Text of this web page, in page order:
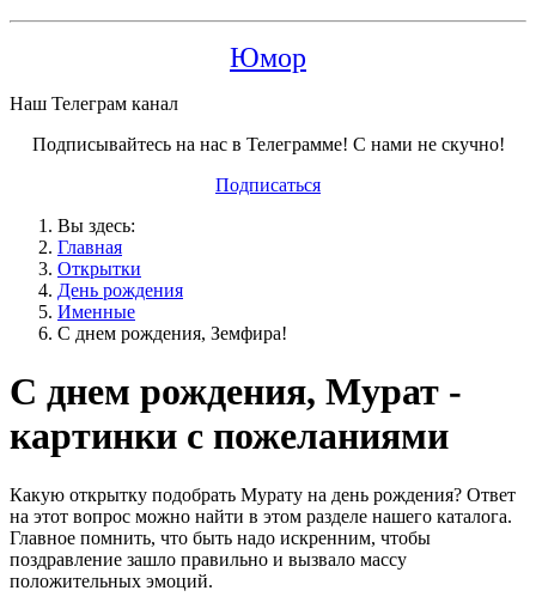
Юмор
Наш Телеграм канал
Подписывайтесь на нас в Телеграмме! С нами не скучно!
Подписаться
Вы здесь:
Главная
Открытки
День рождения
Именные
С днем рождения, Земфира!
С днем рождения, Мурат -
картинки с пожеланиями
Какую открытку подобрать Мурату на день рождения? Ответ
на этот вопрос можно найти в этом разделе нашего каталога.
Главное помнить, что быть надо искренним, чтобы
поздравление зашло правильно и вызвало массу
положительных эмоций.